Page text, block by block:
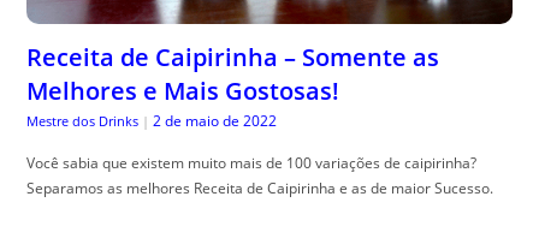
Receita de Caipirinha – Somente as
Melhores e Mais Gostosas!
Mestre dos Drinks | 2 de maio de 2022
Você sabia que existem muito mais de 100 variações de caipirinha?
Separamos as melhores Receita de Caipirinha e as de maior Sucesso.